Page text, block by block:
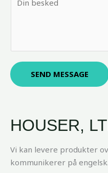
SEND MESSAGE
HOUSER,
Vi kan levere produkter
kommunikerer på engelsk.